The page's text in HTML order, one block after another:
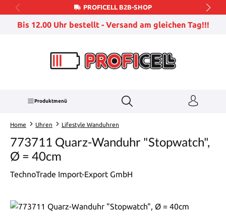
Zum Hauptinhalt springenPROFICELL B2B-SHOP
Bis 12.00 Uhr bestellt - Versand am gleichen Tag!!!
Produktmenü
Home Uhren Lifestyle Wanduhren
773711 Quarz-Wanduhr "Stopwatch",
Ø = 40cm
TechnoTrade Import-Export GmbH